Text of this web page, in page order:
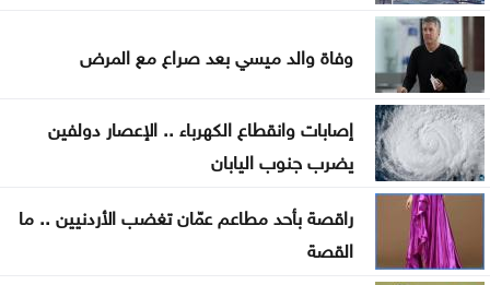
الأمن العام يتوعد مطلقي العيارات النارية بالتزامن مع
نتائج التوجيهي
ارتفاع رخص الأبنية في المملكة 3.2% خلال النصف
الأول من 2026
التربية تحذر من صفحات وهمية على تيليغرام تدّعي
تعديل نتائج التوجيهي
وفاة والد ميسي بعد صراع مع المرض
إصابات وانقطاع الكهرباء .. الإعصار دولفين
يضرب جنوب اليابان
راقصة بأحد مطاعم عمّان تغضب الأردنيين .. ما
القصة